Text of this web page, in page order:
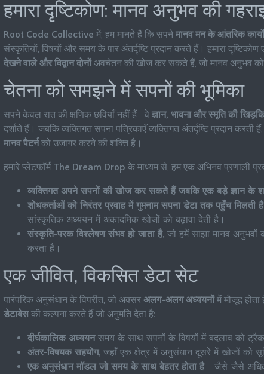
हमारा दृष्टिकोण: मानव अनुभव की
Root Code Collective में, हम मानते हैं कि सपने मानव मन के आंतरिक कार्यों
संस्कृतियों, विषयों और समय के पार अंतर्दृष्टि प्रदान करते हैं। हमारा दृष्टिकोण
देखने वाले और विद्वान दोनोंअवचेतन की खोज कर सकते हैं, जो मानव अनुभव को
चेतना को समझने में सपनों की भूमिका
सपने केवल रात की क्षणिक छवियाँ नहीं हैं—वे ज्ञान, भावना और स्मृति की
दर्शाते हैं। जबकि व्यक्तिगत सपना पत्रिकाएँ व्यक्तिगत अंतर्दृष्टि प्रदान करती
मानव पैटर्नको उजागर करने की शक्ति है।
हमारे प्लेटफॉर्म The Dream Drop के माध्यम से, हम एक अभिनव प्रणाली
व्यक्तिगत अपने सपनों की खोज कर सकते हैं जबकि एक बड़े ज्ञान के
शोधकर्ताओं को निरंतर प्रवाह में गुमनाम सपना डेटा तक पहुँच मिलती है
सांस्कृतिक अध्ययन में अकादमिक खोजों को बढ़ावा देती है।
संस्कृति-परक विश्लेषण संभव हो जाता है, जो हमें साझा मानव
करता है।
एक जीवित, विकसित डेटा सेट
पारंपरिक अनुसंधान के विपरीत, जो अक्सर अलग-अलग अध्ययनोंमें मौजूद होता
डेटाबेसकी कल्पना करते हैं जो अनुमति देता है:
दीर्घकालिक अध्ययनसमय के साथ सपनों के विषयों में बदलाव को
अंतर-विषयक सहयोग, जहाँ एक क्षेत्र में अनुसंधान दूसरे में खोजों को
एक अनुसंधान मॉडल जो समय के साथ बेहतर होता है—जैसे-जैसे अधिक